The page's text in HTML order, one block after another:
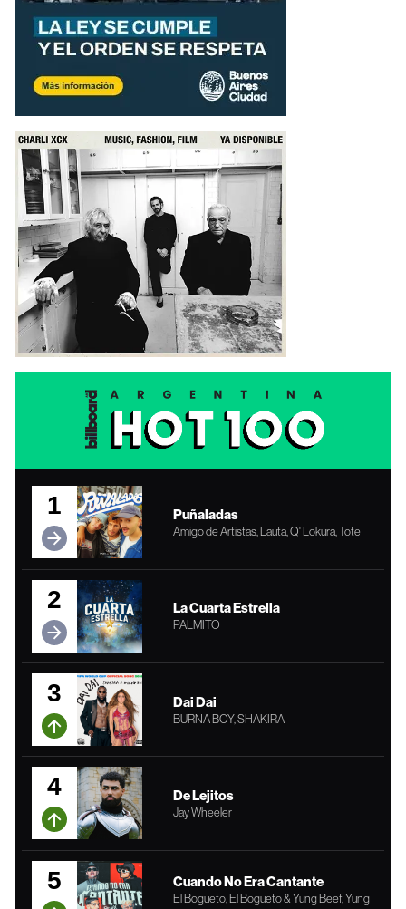
1 Puñaladas
Amigo de Artistas, Lauta, Q' Lokura, Tote
2 La Cuarta Estrella
PALMITO
3 Dai Dai
BURNA BOY, SHAKIRA
4 De Lejitos
Jay Wheeler
5 Cuando No Era Cantante
El Bogueto, El Bogueto & Yung Beef, Yung